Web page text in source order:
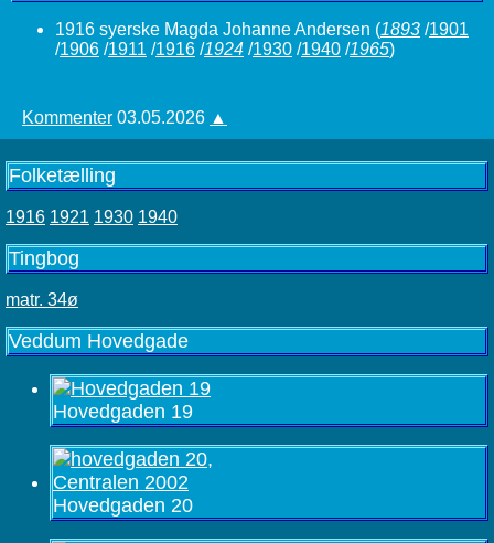
1916 syerske Magda Johanne Andersen (1893 /1901
/1906 /1911 /1916 /1924 /1930 /1940 /1965)
Kommenter 03.05.2026 ▲
Folketælling
1916 1921 1930 1940
Tingbog
matr. 34ø
Veddum Hovedgade
Hovedgaden 19
Hovedgaden 20